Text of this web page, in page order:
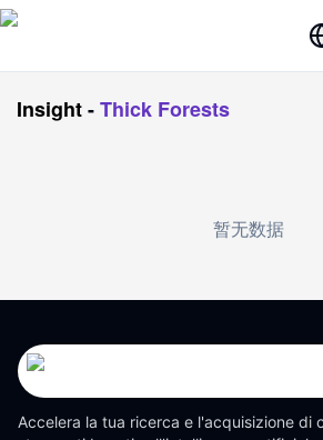
Insight-Thick Forests
暂无数据
Accelera la tua ricerca e l'acquisizione di